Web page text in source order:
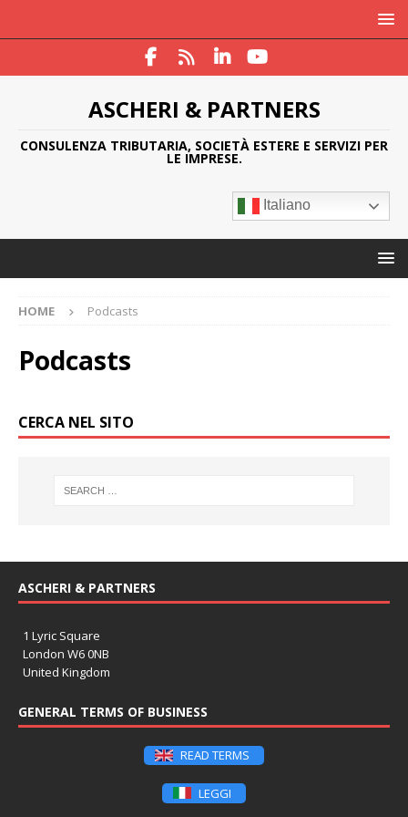
ASCHERI & PARTNERS
CONSULENZA TRIBUTARIA, SOCIETÀ ESTERE E SERVIZI PER
LE IMPRESE.
Italiano
HOME Podcasts
Podcasts
CERCA NEL SITO
ASCHERI & PARTNERS
1 Lyric Square
London W6 0NB
United Kingdom
GENERAL TERMS OF BUSINESS
READ TERMS
LEGGI